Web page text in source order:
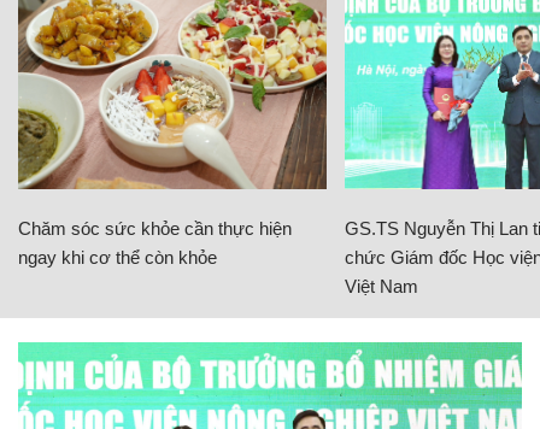
Chăm sóc sức khỏe cần thực hiện
ngay khi cơ thể còn khỏe
GS.TS Nguyễn Thị Lan
chức Giám đốc Học
Việt Nam